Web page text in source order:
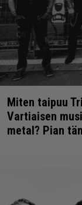
Miten taipuu
Vartiaisen
metal? Pian